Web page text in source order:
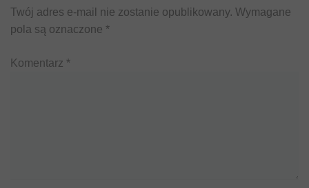
Twój adres e-mail nie zostanie opublikowany. Wymagane
pola są oznaczone *
Komentarz *